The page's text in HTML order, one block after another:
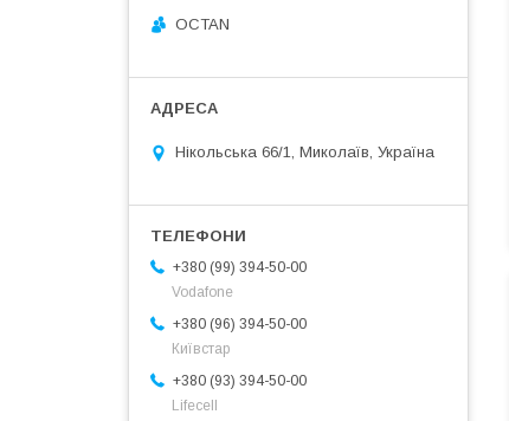
OCTAN
Нікольська 66/1, Миколаїв, Україна
+380 (99) 394-50-00
Vodafone
+380 (96) 394-50-00
Київстар
+380 (93) 394-50-00
Lifecell